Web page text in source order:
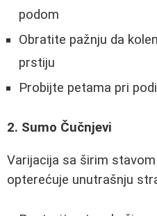
podom
Obratite pažnju da
prstiju
Probijte petama pri
2. Sumo Čučnjevi
Varijacija sa širim
opterećuje unutrašnju